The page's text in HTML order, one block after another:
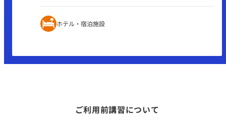
ホテル・宿泊施設
ご利用前講習について